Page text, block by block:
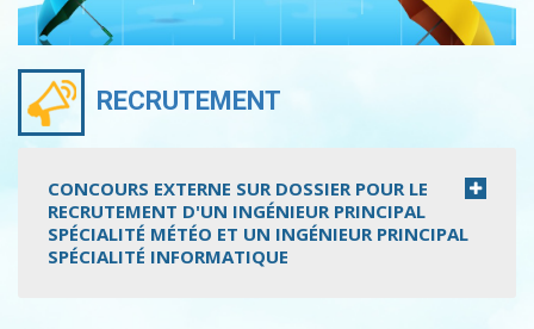
RECRUTEMENT
CONCOURS EXTERNE SUR DOSSIER POUR LE
RECRUTEMENT D'UN INGÉNIEUR PRINCIPAL
SPÉCIALITÉ MÉTÉO ET UN INGÉNIEUR PRINCIPAL
SPÉCIALITÉ INFORMATIQUE